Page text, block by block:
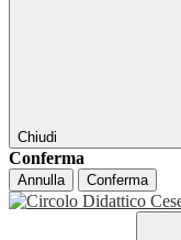
Chiudi
Conferma
Annulla Conferma